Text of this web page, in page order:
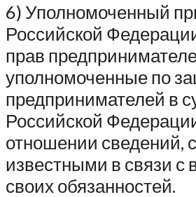
6) Уполномоченный
Российской
прав
уполномоченные по
предпринимателей в
Российской
отношении сведений,
известными в связи с
своих обязанностей.